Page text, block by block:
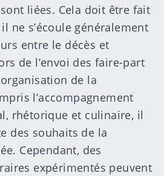
liées. Cela doit être fait
ne s’écoule généralement
entre le décès et
de l’envoi des faire-part
de la
l’accompagnement
rhétorique et culinaire, il
des souhaits de la
Cependant, des
expérimentés peuvent